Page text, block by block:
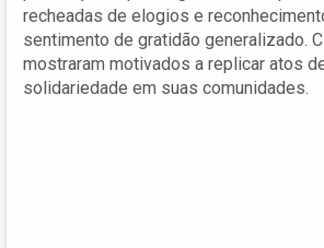
recheadas de elogios e
sentimento de gratidão generalizado.
mostraram motivados a replicar atos
solidariedade em suas comunidades.